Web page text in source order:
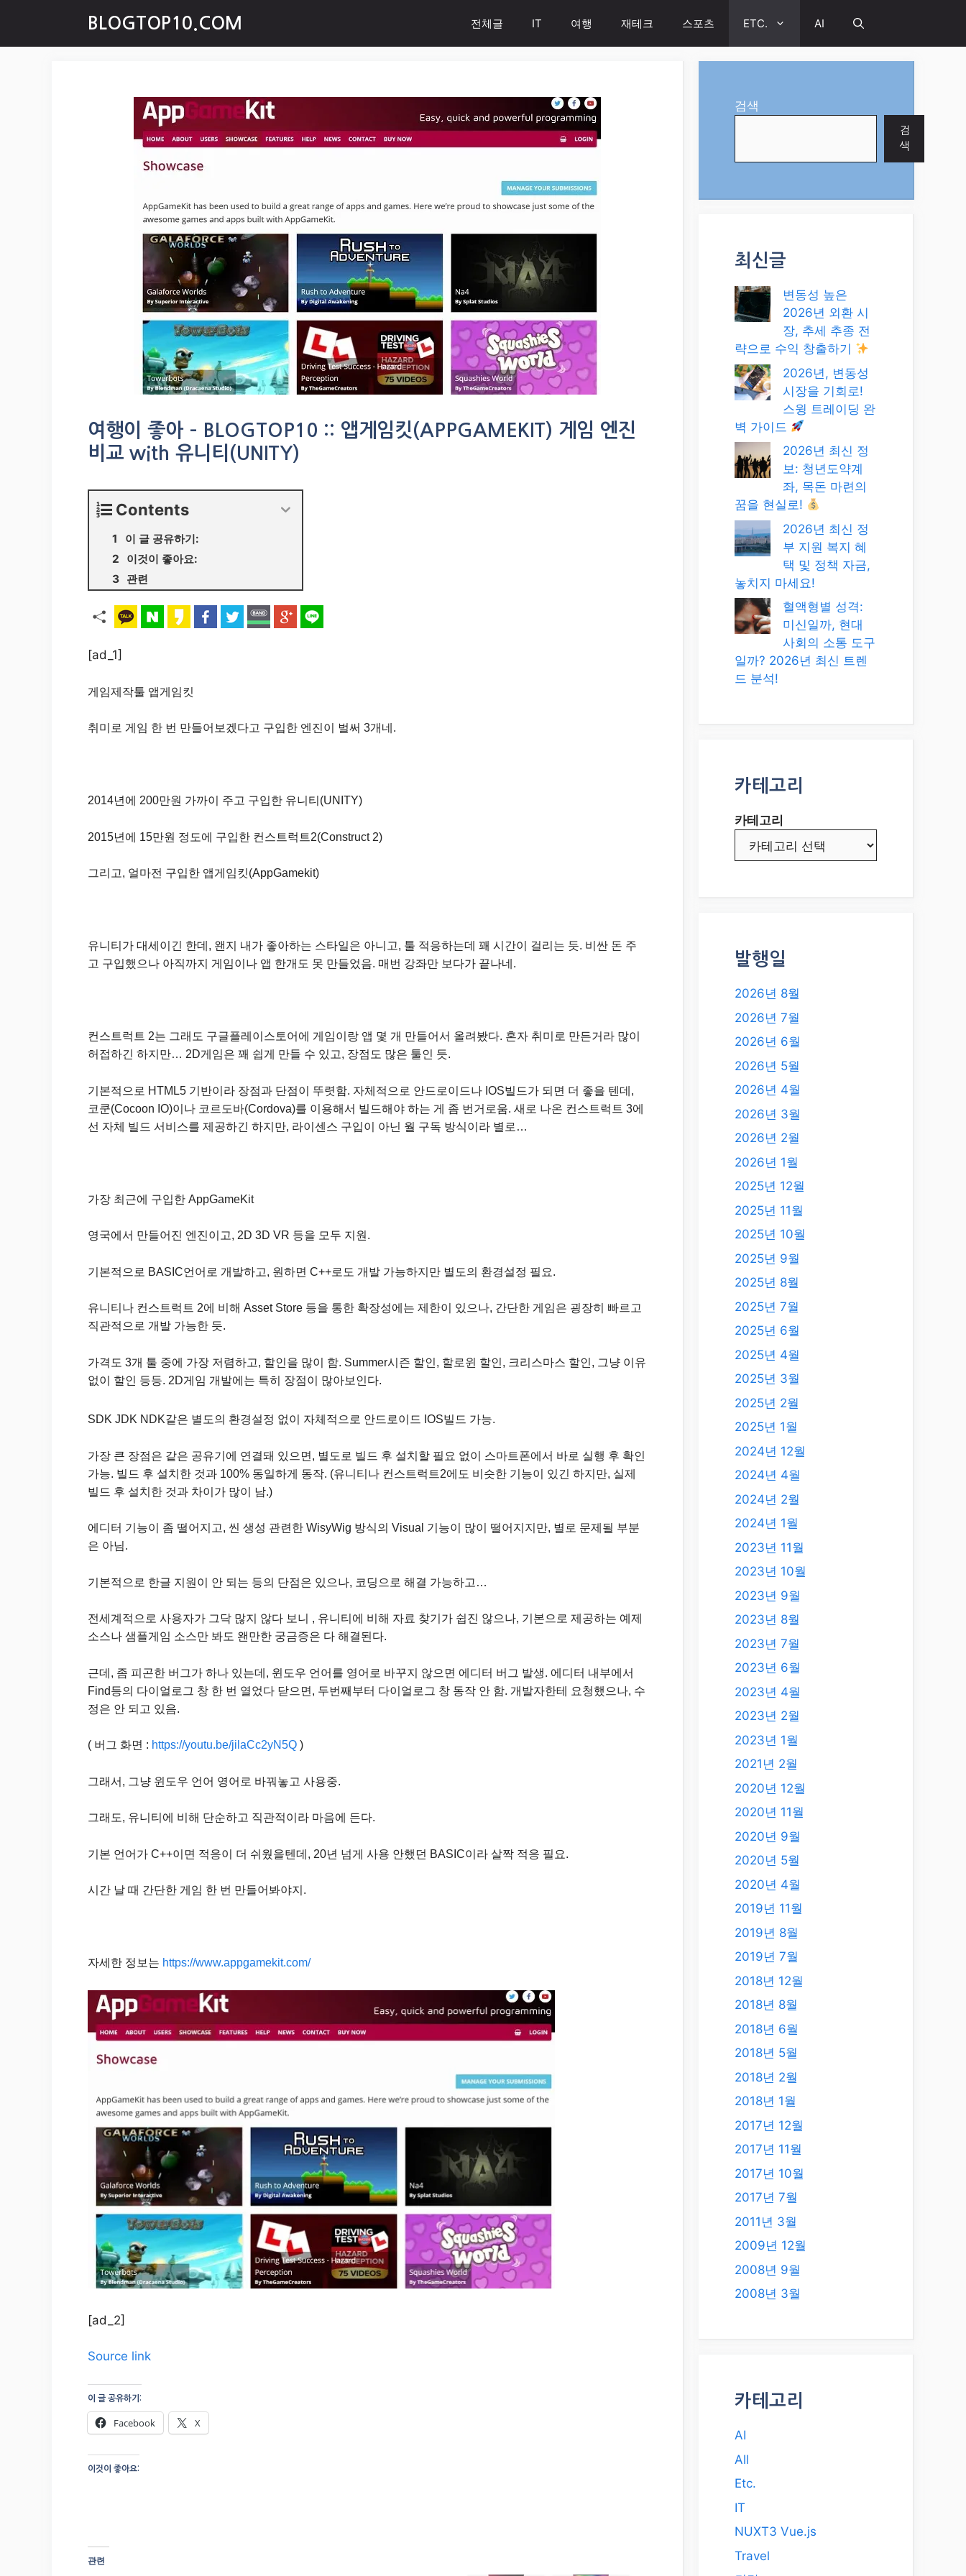
content
BLOGTOP10.COM 전체글 IT 여행 재테크 스포츠 ETC. AI
여행이 좋아 – BLOGTOP10 :: 앱게임킷(APPGAMEKIT) 게임 엔진
비교 with 유니티(UNITY)
Contents
이 글 공유하기:
이것이 좋아요:
관련
[ad_1]
게임제작툴 앱게임킷
취미로 게임 한 번 만들어보겠다고 구입한 엔진이 벌써 3개네.
2014년에 200만원 가까이 주고 구입한 유니티(UNITY)
2015년에 15만원 정도에 구입한 컨스트럭트2(Construct 2)
그리고, 얼마전 구입한 앱게임킷(AppGamekit)
유니티가 대세이긴 한데, 왠지 내가 좋아하는 스타일은 아니고, 툴 적응하는데 꽤 시간이 걸리는 듯. 비싼 돈 주
고 구입했으나 아직까지 게임이나 앱 한개도 못 만들었음. 매번 강좌만 보다가 끝나네.
컨스트럭트 2는 그래도 구글플레이스토어에 게임이랑 앱 몇 개 만들어서 올려봤다. 혼자 취미로 만든거라 많이
허접하긴 하지만… 2D게임은 꽤 쉽게 만들 수 있고, 장점도 많은 툴인 듯.
기본적으로 HTML5 기반이라 장점과 단점이 뚜렷함. 자체적으로 안드로이드나 IOS빌드가 되면 더 좋을 텐데,
코쿤(Cocoon IO)이나 코르도바(Cordova)를 이용해서 빌드해야 하는 게 좀 번거로움. 새로 나온 컨스트럭트 3에
선 자체 빌드 서비스를 제공하긴 하지만, 라이센스 구입이 아닌 월 구독 방식이라 별로…
가장 최근에 구입한 AppGameKit
영국에서 만들어진 엔진이고, 2D 3D VR 등을 모두 지원.
기본적으로 BASIC언어로 개발하고, 원하면 C++로도 개발 가능하지만 별도의 환경설정 필요.
유니티나 컨스트럭트 2에 비해 Asset Store 등을 통한 확장성에는 제한이 있으나, 간단한 게임은 굉장히 빠르고
직관적으로 개발 가능한 듯.
가격도 3개 툴 중에 가장 저렴하고, 할인을 많이 함. Summer시즌 할인, 할로윈 할인, 크리스마스 할인, 그냥 이유
없이 할인 등등. 2D게임 개발에는 특히 장점이 많아보인다.
SDK JDK NDK같은 별도의 환경설정 없이 자체적으로 안드로이드 IOS빌드 가능.
가장 큰 장점은 같은 공유기에 연결돼 있으면, 별도로 빌드 후 설치할 필요 없이 스마트폰에서 바로 실행 후 확인
가능. 빌드 후 설치한 것과 100% 동일하게 동작. (유니티나 컨스트럭트2에도 비슷한 기능이 있긴 하지만, 실제
빌드 후 설치한 것과 차이가 많이 남.)
에디터 기능이 좀 떨어지고, 씬 생성 관련한 WisyWig 방식의 Visual 기능이 많이 떨어지지만, 별로 문제될 부분
은 아님.
기본적으로 한글 지원이 안 되는 등의 단점은 있으나, 코딩으로 해결 가능하고…
전세계적으로 사용자가 그닥 많지 않다 보니 , 유니티에 비해 자료 찾기가 쉽진 않으나, 기본으로 제공하는 예제
소스나 샘플게임 소스만 봐도 왠만한 궁금증은 다 해결된다.
근데, 좀 피곤한 버그가 하나 있는데, 윈도우 언어를 영어로 바꾸지 않으면 에디터 버그 발생. 에디터 내부에서
Find등의 다이얼로그 창 한 번 열었다 닫으면, 두번째부터 다이얼로그 창 동작 안 함. 개발자한테 요청했으나, 수
정은 안 되고 있음.
( 버그 화면 : https://youtu.be/jilaCc2yN5Q )
그래서, 그냥 윈도우 언어 영어로 바꿔놓고 사용중.
그래도, 유니티에 비해 단순하고 직관적이라 마음에 든다.
기본 언어가 C++이면 적응이 더 쉬웠을텐데, 20년 넘게 사용 안했던 BASIC이라 살짝 적응 필요.
시간 날 때 간단한 게임 한 번 만들어봐야지.
자세한 정보는 https://www.appgamekit.com/
[ad_2]
Source link
이 글 공유하기:
Facebook X
이것이 좋아요:
관련
검색
검
색
최신글
변동성 높은
2026년 외환 시
장, 추세 추종 전
략으로 수익 창출하기
2026년, 변동성
시장을 기회로!
스윙 트레이딩 완
벽 가이드
2026년 최신 정
보: 청년도약계
좌, 목돈 마련의
꿈을 현실로!
2026년 최신 정
부 지원 복지 혜
택 및 정책 자금,
놓치지 마세요!
혈액형별 성격:
미신일까, 현대
사회의 소통 도구
일까? 2026년 최신 트렌
드 분석!
카테고리
카테고리
발행일
2026년 8월
2026년 7월
2026년 6월
2026년 5월
2026년 4월
2026년 3월
2026년 2월
2026년 1월
2025년 12월
2025년 11월
2025년 10월
2025년 9월
2025년 8월
2025년 7월
2025년 6월
2025년 4월
2025년 3월
2025년 2월
2025년 1월
2024년 12월
2024년 4월
2024년 2월
2024년 1월
2023년 11월
2023년 10월
2023년 9월
2023년 8월
2023년 7월
2023년 6월
2023년 4월
2023년 2월
2023년 1월
2021년 2월
2020년 12월
2020년 11월
2020년 9월
2020년 5월
2020년 4월
2019년 11월
2019년 8월
2019년 7월
2018년 12월
2018년 8월
2018년 6월
2018년 5월
2018년 2월
2018년 1월
2017년 12월
2017년 11월
2017년 10월
2017년 7월
2011년 3월
2009년 12월
2008년 9월
2008년 3월
카테고리
AI
All
Etc.
IT
NUXT3 Vue.js
Travel